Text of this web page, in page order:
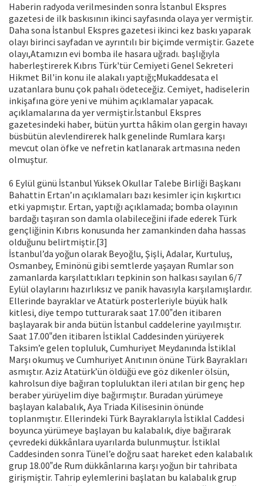
Haberin radyoda verilmesinden sonra İstanbul Ekspres
gazetesi de ilk baskısının ikinci sayfasında olaya yer vermiştir.
Daha sona İstanbul Ekspres gazetesi ikinci kez baskı yaparak
olayı birinci sayfadan ve ayrıntılı bir biçimde vermiştir. Gazete
olayı,Atamızın evi bomba ile hasara uğradı. başlığıyla
haberleştirerek Kıbrıs Türk'tür Cemiyeti Genel Sekreteri
Hikmet Bil'in konu ile alakalı yaptığı;Mukaddesata el
uzatanlara bunu çok pahalı ödeteceğiz. Cemiyet, hadiselerin
inkişafına göre yeni ve mühim açıklamalar yapacak.
açıklamalarına da yer vermiştir.İstanbul Ekspres
gazetesindeki haber, bütün yurtta hâkim olan gergin havayı
büsbütün alevlendirerek halk genelinde Rumlara karşı
mevcut olan öfke ve nefretin katlanarak artmasına neden
olmuştur.
6 Eylül günü İstanbul Yüksek Okullar Talebe Birliği Başkanı
Bahattin Ertan’ın açıklamaları bazı kesimler için kışkırtıcı
etki yapmıştır. Ertan, yaptığı açıklamada; bomba olayının
bardağı taşıran son damla olabileceğini ifade ederek Türk
gençliğinin Kıbrıs konusunda her zamankinden daha hassas
olduğunu belirtmiştir.[3]
İstanbul’da yoğun olarak Beyoğlu, Şişli, Adalar, Kurtuluş,
Osmanbey, Eminönü gibi semtlerde yaşayan Rumlar son
zamanlarda karşılattıkları tepkinin son halkası sayılan 6/7
Eylül olaylarını hazırlıksız ve panik havasıyla karşılamışlardır.
Ellerinde bayraklar ve Atatürk posterleriyle büyük halk
kitlesi, diye tempo tutturarak saat 17.00‟den itibaren
başlayarak bir anda bütün İstanbul caddelerine yayılmıştır.
Saat 17.00‟den itibaren İstiklal Caddesinden yürüyerek
Taksim’e gelen topluluk, Cumhuriyet Meydanında İstiklal
Marşı okumuş ve Cumhuriyet Anıtının önüne Türk Bayrakları
asmıştır. Aziz Atatürk’ün öldüğü eve göz dikenler ölsün,
kahrolsun diye bağıran topluluktan ileri atılan bir genç hep
beraber yürüyelim diye bağırmıştır. Buradan yürümeye
başlayan kalabalık, Aya Triada Kilisesinin önünde
toplanmıştır. Ellerindeki Türk Bayraklarıyla İstiklal Caddesi
boyunca yürümeye başlayan bu kalabalık, diye bağırarak
çevredeki dükkânlara uyarılarda bulunmuştur. İstiklal
Caddesinden sonra Tünel’e doğru saat hareket eden kalabalık
grup 18.00‟de Rum dükkânlarına karşı yoğun bir tahribata
girişmiştir. Tahrip eylemlerini başlatan bu kalabalık grup